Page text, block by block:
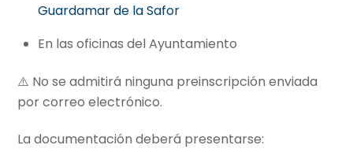
Guardamar de la Safor
En las oficinas del Ayuntamiento
⚠️ No se admitirá ninguna preinscripción enviada
por correo electrónico.
La documentación deberá presentarse: